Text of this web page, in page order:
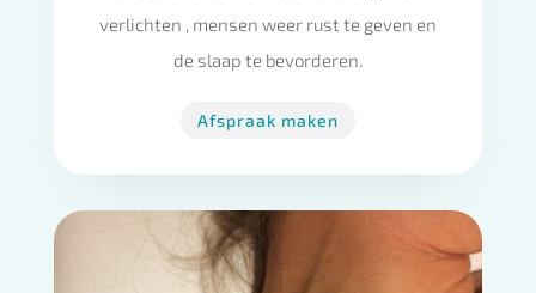
verlichten , mensen weer rust te geven en
de slaap te bevorderen.
Afspraak maken